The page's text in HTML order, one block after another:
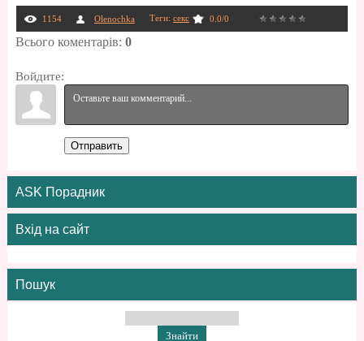
1154 Olenochka Теги: секс 0.0/0
Всього коментарів: 0
Войдите:
Отправить
ASK Порадник
Вхід на сайт
Пошук